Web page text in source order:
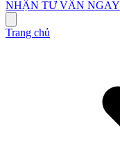
NHẬN TƯ VẤN NGAY
Trang chủ